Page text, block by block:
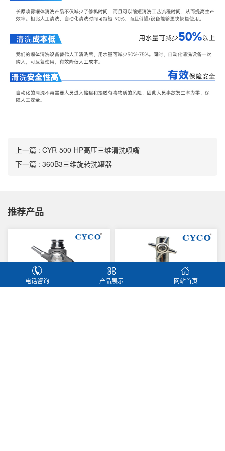
上一篇 : CYR-500-HP高压三维清洗喷嘴
下一篇 : 360B3三维旋转洗罐器
推荐产品
电话咨询 产品展示 网站首页